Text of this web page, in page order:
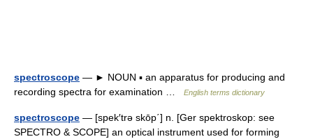
spectroscope — ► NOUN ▪ an apparatus for producing and
recording spectra for examination …
English terms dictionary
spectroscope — [spek′trə skōp΄] n. [Ger spektroskop: see
SPECTRO & SCOPE] an optical instrument used for forming